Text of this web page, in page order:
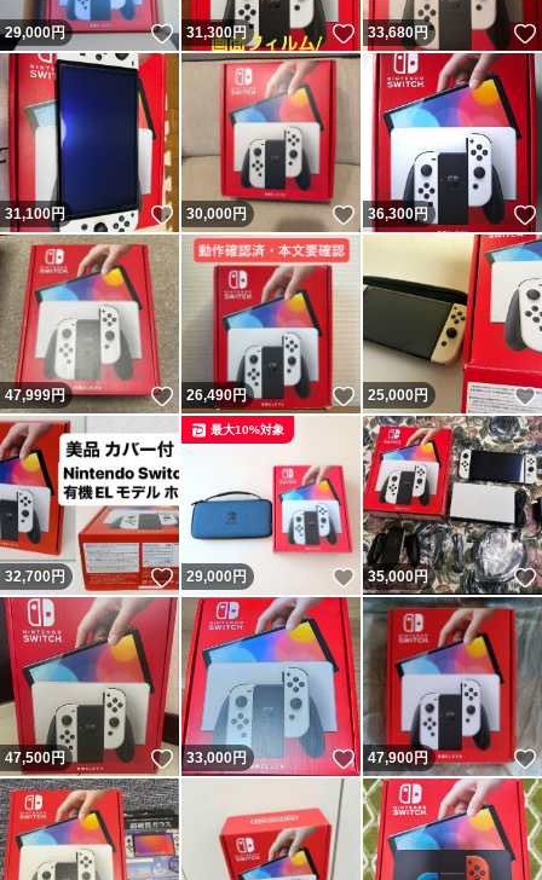
29,000円 いいね！
31,300円 いいね！
33,680円
31,100円 いいね！
30,000円 いいね！
36,300円
47,999円 いいね！
26,490円 いいね！
25,000円
32,700円 いいね！
29,000 円 いいね！
最大10%対象
35,000円
47,500円 いいね！
33,000円 いいね！
47,900円